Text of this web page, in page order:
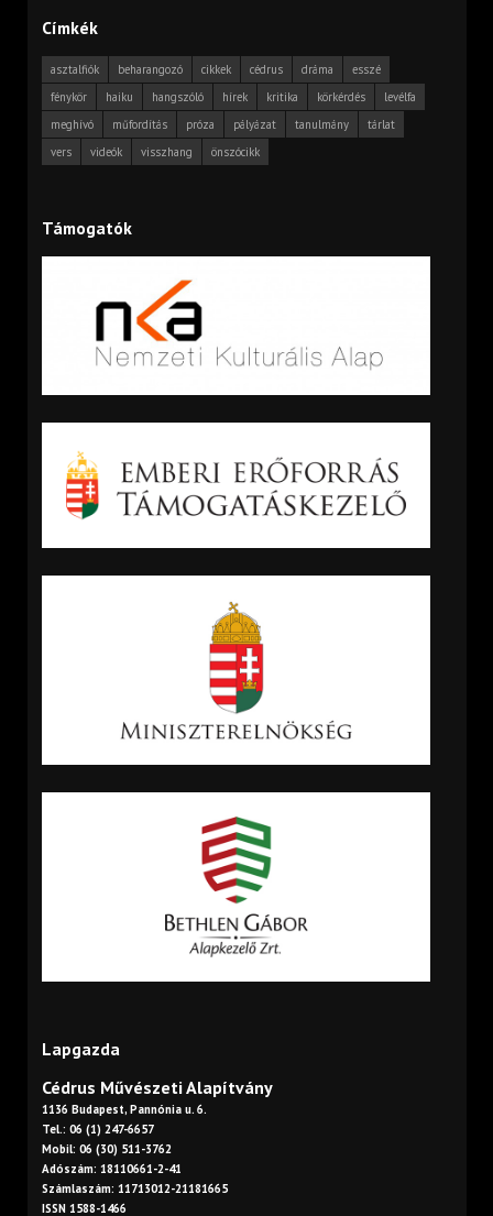
Címkék
asztalfiók beharangozó cikkek cédrus dráma
esszé
fénykör
haiku hangszóló hírek kritika körkérdés
levélfa
meghívó
műfordítás próza pályázat tanulmány
tárlat
vers
videók visszhang önszócikk
Támogatók
Lapgazda
Cédrus Művészeti Alapítvány
1136 Budapest, Pannónia u. 6.
Tel.: 06 (1) 247-6657
Mobil: 06 (30) 511-3762
Adószám: 18110661-2-41
Számlaszám: 11713012-21181665
ISSN 1588-1466